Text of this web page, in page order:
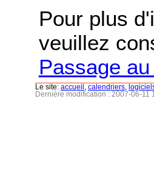
Pour plus
veuillez
Passage
Le site: accueil calendriers
Dernière modification : 2007-06-11